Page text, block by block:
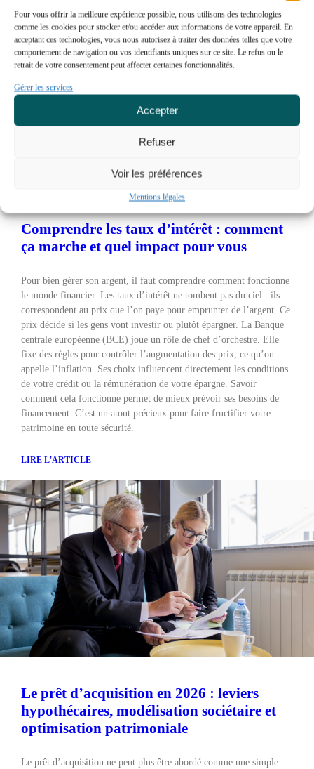
Pour vous offrir la meilleure expérience possible, nous utilisons des technologies
comme les cookies pour stocker et/ou accéder aux informations de votre appareil. En
acceptant ces technologies, vous nous autorisez à traiter des données telles que votre
comportement de navigation ou vos identifiants uniques sur ce site. Le refus ou le
retrait de votre consentement peut affecter certaines fonctionnalités.
Gérer les services
Accepter
Refuser
Voir les préférences
Mentions légales
Comprendre les taux d’intérêt : comment
ça marche et quel impact pour vous
Pour bien gérer son argent, il faut comprendre comment fonctionne
le monde financier. Les taux d’intérêt ne tombent pas du ciel : ils
correspondent au prix que l’on paye pour emprunter de l’argent. Ce
prix décide si les gens vont investir ou plutôt épargner. La Banque
centrale européenne (BCE) joue un rôle de chef d’orchestre. Elle
fixe des règles pour contrôler l’augmentation des prix, ce qu’on
appelle l’inflation. Ses choix influencent directement les conditions
de votre crédit ou la rémunération de votre épargne. Savoir
comment cela fonctionne permet de mieux prévoir ses besoins de
financement. C’est un atout précieux pour faire fructifier votre
patrimoine en toute sécurité.
LIRE L'ARTICLE
Le prêt d’acquisition en 2026 : leviers
hypothécaires, modélisation sociétaire et
optimisation patrimoniale
Le prêt d’acquisition ne peut plus être abordé comme une simple